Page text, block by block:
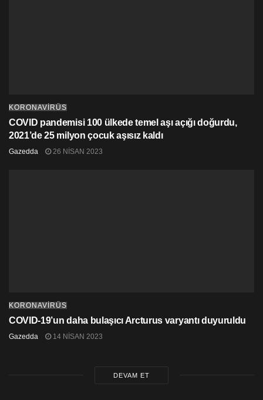
KORONAVİRÜS
COVID pandemisi 100 ülkede temel aşı açığı doğurdu,
2021’de 25 milyon çocuk aşısız kaldı
Gazedda 26 NISAN 2023
KORONAVİRÜS
COVID-19’un daha bulaşıcı Arcturus varyantı duyuruldu
Gazedda 14 NISAN 2023
DEVAM ET